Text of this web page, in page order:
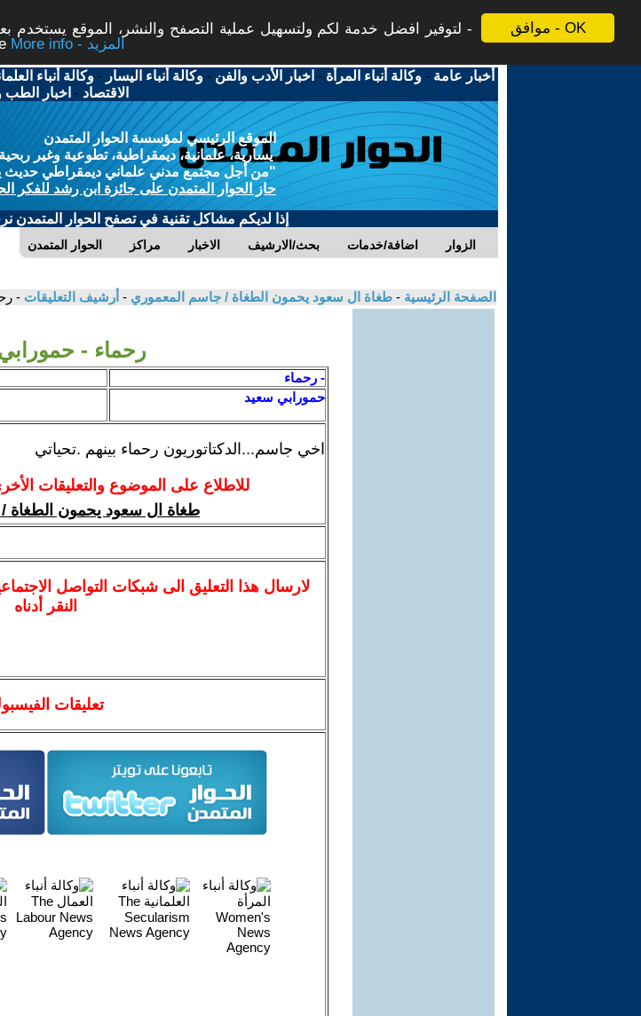
موافق - OK
لتوفير افضل خدمة لكم ولتسهيل عملية التصفح والنشر، الموقع يستخدم
More info - المزيد
أخبار عامة -وكالة أنباء المرأة - اخبار الأدب والفن -وكالة أنباء اليسار -وكالة أنباء
الاقتصاد - اخبار الطب
الموقع الرئيسي لمؤسسة الحوار المتمدن
يسارية، علمانية، ديمقراطية، تطوعية وغير ربحية
"من أجل مجتمع مدني علماني ديمقراطي حديث
حاز الحوار المتمدن على جائزة ابن رشد للفكر
إذا لديكم مشاكل تقنية في تصفح الحوار المتمدن
الحوار المتمدن مراكز الاخبار بحث/الارشيف اضافة/خدمات الزوار
الصفحة الرئيسية - طغاة ال سعود يحمون الطغاة / جاسم المعموري - أرشيف التعليقات -
رحماء -
- رحماء
حمورابي سعيد
اخي جاسم...الدكتاتوريون رحماء بينهم .تحياتي
للاطلاع على الموضوع والتعليقات
طغاة ال سعود يحمون الطغاة
لارسالهذا التعليق الى شبكات التواصل
النقر أدناه
تعليقات